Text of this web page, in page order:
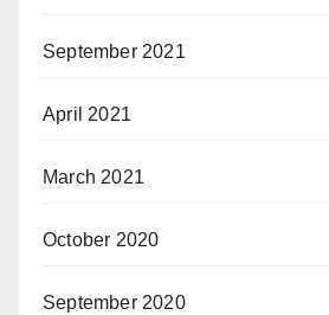
September 2021
April 2021
March 2021
October 2020
September 2020